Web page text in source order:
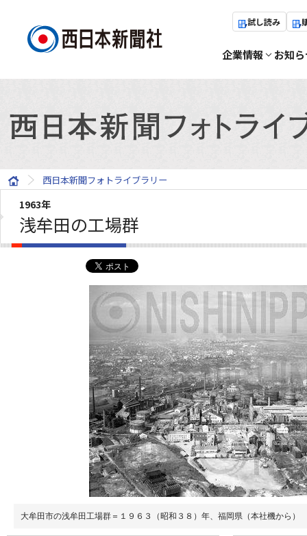
試し読み
企業情報 お知
西日本新聞フォトライブラリー
1963年
浅牟田の工場群
大牟田市の浅牟田工場群＝１９６３（昭和３８）年、福岡県（本社機から）